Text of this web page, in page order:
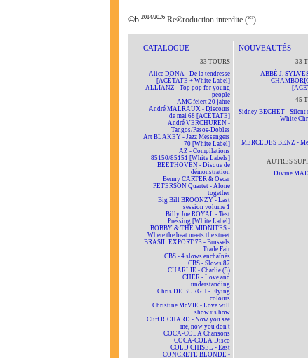
©b 2014/2026 Re℗roduction interdite (ici)
CATALOGUE
33 TOURS
Alice DONA - De la tendresse
[ACÉTATE + White Label]
ALLIANZ - Top pop for young
people
AMC feiert 20 jahre
André MALRAUX - Discours
de mai 68 [ACÉTATE]
André VERCHUREN -
Tangos/Pasos-Dobles
Art BLAKEY - Jazz Messengers
70 [White Label]
AZ - Compilations
85150/85151 [White Labels]
BEETHOVEN - Disque de
démonstration
Benny CARTER & Oscar
PETERSON Quartet - Alone
together
Big Bill BROONZY - Last
session volume 1
Billy Joe ROYAL - Test
Pressing [White Label]
BOBBY & THE MIDNITES -
Where the beat meets the street
BRASIL EXPORT 73 - Brussels
Trade Fair
CBS - 4 slows enchaînés
CBS - Slows 87
CHARLIE - Charlie (5)
CHER - Love and
understanding
Chris DE BURGH - Flying
colours
Christine McVIE - Love will
show us how
Cliff RICHARD - Now you see
me, now you don't
COCA-COLA Chansons
COCA-COLA Disco
COLD CHISEL - East
CONCRETE BLONDE -
NOUVEAUTÉS
33
ABBÉ J.
45
Sidney BECHET - Silent
White
MERCEDES BENZ -
AUTRES
Divine